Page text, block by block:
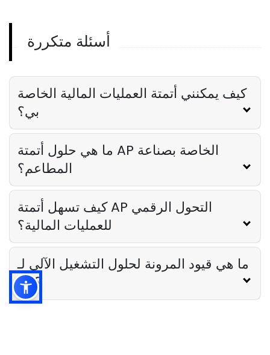
حلول التشغيل الآلي للتطبيقات
Lila Westwood Oct 13, 2023
أسئلة متكررة
كيف يمكنني أتمتة العمليات المالية الخاصة
بي؟
ما هي حلول أتمتة AP الخاصة بصناعة
المطاعم؟
كيف تسهل أتمتة AP التحول الرقمي
للعمليات المالية؟
ما هي قيود المرونة لحلول التشغيل الآلي لـ
AP؟